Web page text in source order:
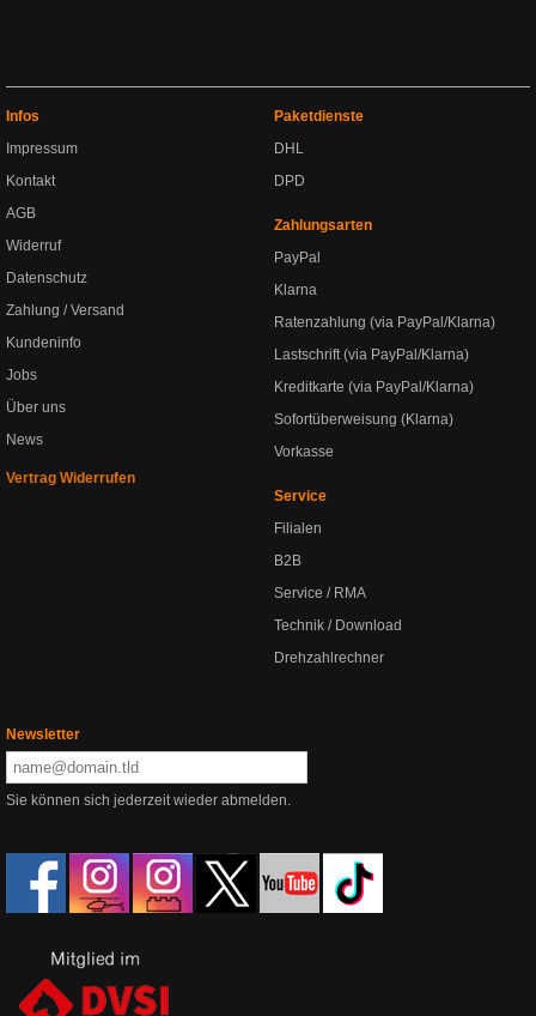
Infos
Impressum
Kontakt
AGB
Widerruf
Datenschutz
Zahlung / Versand
Kundeninfo
Jobs
Über uns
News
Vertrag Widerrufen
Paketdienste
DHL
DPD
Zahlungsarten
PayPal
Klarna
Ratenzahlung (via PayPal/Klarna)
Lastschrift (via PayPal/Klarna)
Kreditkarte (via PayPal/Klarna)
Sofortüberweisung (Klarna)
Vorkasse
Service
Filialen
B2B
Service / RMA
Technik / Download
Drehzahlrechner
Newsletter
Sie können sich jederzeit wieder abmelden.